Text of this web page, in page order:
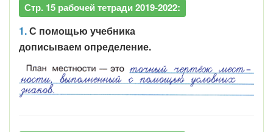
Стр. 15 рабочей тетради 2019-2022:
1.С помощью учебника
дописываем определение.